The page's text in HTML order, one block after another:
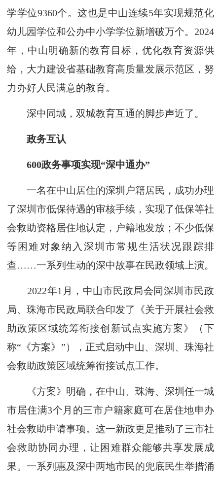
学学位9360个。这也是中山连续5年实现规范化
幼儿园学位和公办中小学学位新增破万个。2024
年，中山明确新的教育目标，优化教育资源供
给，大力建设省基础教育高质量发展示范区，努
力办好人民满意的教育。
深中同城，双城教育互通的脚步声近了。
政务互认
600政务事项实现“深中通办”
一名在中山居住的深圳户籍居民，成功办理
了深圳市低保待遇的审核手续，实现了低保等社
会救助资格居住地认定，户籍地发放；不少低保
等困难对象纳入深圳市常规生活状况跟踪排
查……一系列生动的深中故事在民政领域上演。
2022年1月，中山市民政局会同深圳市民政
局、珠海市民政局联合印发了《关于开展社会救
助政策区域统筹衔接创新试点实施方案》（下
称“《方案》”），正式启动中山、深圳、珠海社
会救助政策区域统筹衔接试点工作。
《方案》明确，在中山、珠海、深圳任一城
市居住满3个月的三市户籍家庭可在居住地申办
社会救助申请事项。这一新政更是推动了三市社
会救助协同办理，让困难群众能够共享发展成
果。一系列惠及深中两地市民的兜底民生举措涌